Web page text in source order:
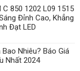
C 850 1202 L09 1515
Đỉnh Cao, Khẳng
Đạt LED
Nhiêu? Báo Giá
Nhất 2024